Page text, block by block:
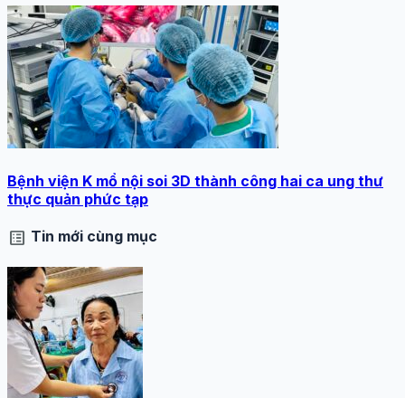
Bệnh viện K mổ nội soi 3D thành công hai ca ung thư
thực quản phức tạp
list_alt Tin mới cùng mục